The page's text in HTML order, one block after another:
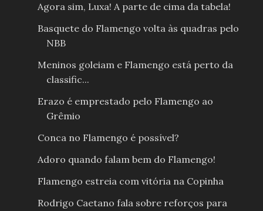
Agora sim, Luxa! A parte de cima da tabela!
Basquete do Flamengo volta às quadras pelo
NBB
Meninos goleiam e Flamengo está perto da
classific...
Erazo é emprestado pelo Flamengo ao
Grêmio
Conca no Flamengo é possível?
Adoro quando falam bem do Flamengo!
Flamengo estreia com vitória na Copinha
Rodrigo Caetano fala sobre reforços para